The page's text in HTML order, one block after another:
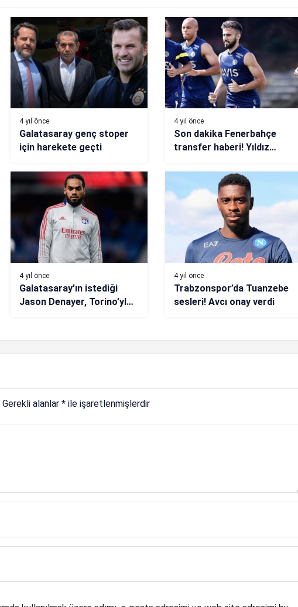
4 yıl önce
Galatasaray genç stoper
için harekete geçti
4 yıl önce
Son dakika Fenerbahçe
transfer haberi! Yıldız
4 yıl önce
Galatasaray’ın istediği
Jason Denayer, Torino’yla
4 yıl önce
Trabzonspor’da Tuanzebe
sesleri! Avcı onay verdi
Gerekli alanlar * ile işaretlenmişlerdir